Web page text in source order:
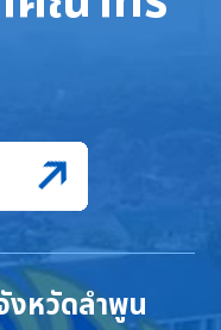
งหวัดลำพูน